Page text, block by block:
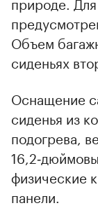
Объем
сиденьях
Оснащение
сиденья из
подогрева,
физические
панели.